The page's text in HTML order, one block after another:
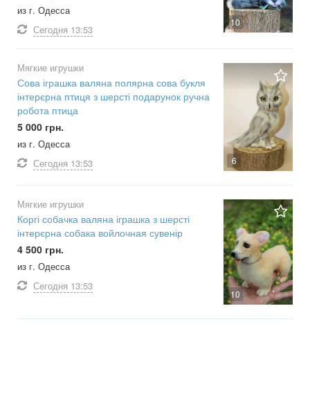
10
из г. Одесса
Сегодня 13:53
6
Мягкие игрушки
Сова іграшка валяна полярна сова букля
інтерєрна птиця з шерсті подарунок ручна
робота птица
5 000 грн.
из г. Одесса
Сегодня 13:53
10
Мягкие игрушки
Коргі собачка валяна іграшка з шерсті
інтерєрна собака войлочная сувенір
4 500 грн.
из г. Одесса
Сегодня 13:53